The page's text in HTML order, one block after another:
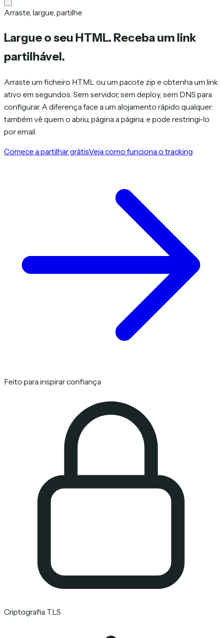
Arraste, largue, partilhe
Largue o seu HTML. Receba um link
partilhável.
Arraste um ficheiro HTML ou um pacote zip e obtenha um link
ativo em segundos. Sem servidor, sem deploy, sem DNS para
configurar. A diferença face a um alojamento rápido qualquer:
também vê quem o abriu, página a página, e pode restringi-lo
por email.
Comece a partilhar grátisVeja como funciona o tracking
Feito para inspirar confiança
Criptografia TLS